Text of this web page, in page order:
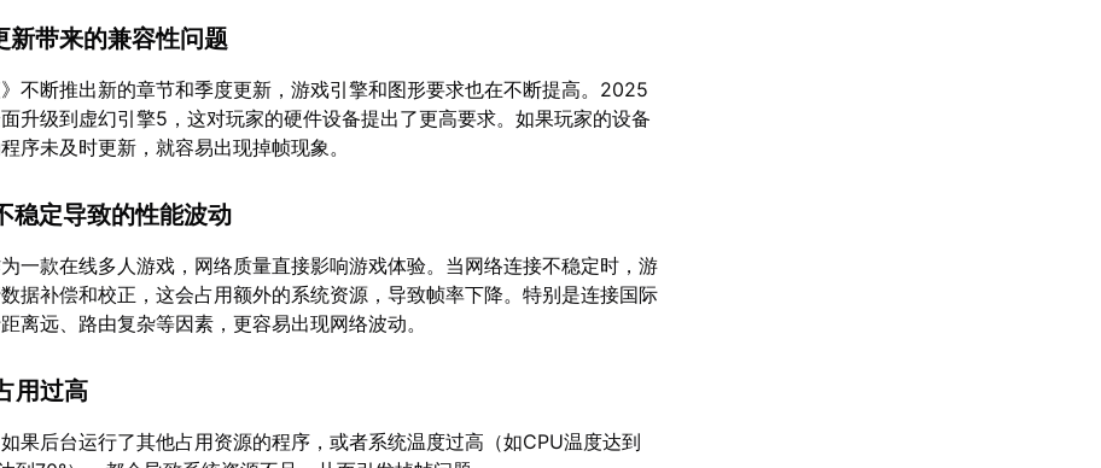
新带来的兼容性问题
不断推出新的章节和季度更新，游戏引擎和图形要求也在不断提高。2025
升级到虚幻引擎5，这对玩家的硬件设备提出了更高要求。如果玩家的设备
序未及时更新，就容易出现掉帧现象。
稳定导致的性能波动
为一款在线多人游戏，网络质量直接影响游戏体验。当网络连接不稳定时，游
据补偿和校正，这会占用额外的系统资源，导致帧率下降。特别是连接国际
离远、路由复杂等因素，更容易出现网络波动。
用过高
果后台运行了其他占用资源的程序，或者系统温度过高（如CPU温度达到